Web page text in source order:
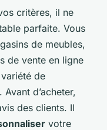
critères, il ne
parfaite. Vous
de meubles,
de vente en ligne
de
d’acheter,
des clients. Il
votre